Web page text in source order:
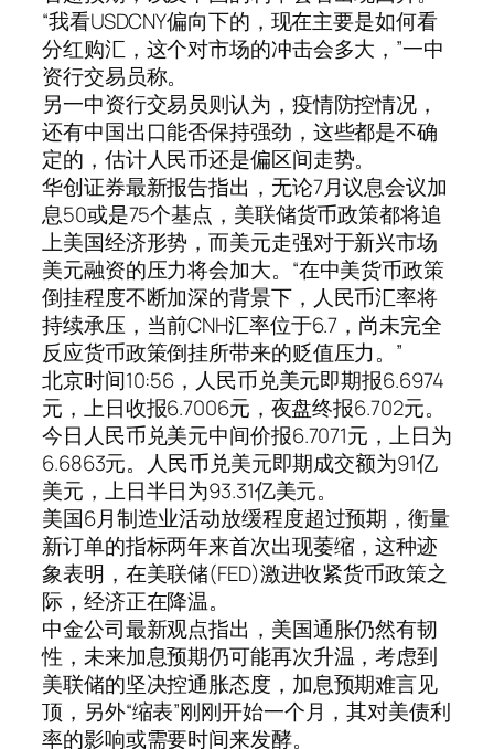
“我看USDCNY偏向下的，现在主要是如何看
分红购汇，这个对市场的冲击会多大，”一中
资行交易员称。
另一中资行交易员则认为，疫情防控情况，
还有中国出口能否保持强劲，这些都是不确
定的，估计人民币还是偏区间走势。
华创证券最新报告指出，无论7月议息会议加
息50或是75个基点，美联储货币政策都将追
上美国经济形势，而美元走强对于新兴市场
美元融资的压力将会加大。“在中美货币政策
倒挂程度不断加深的背景下，人民币汇率将
持续承压，当前CNH汇率位于6.7，尚未完全
反应货币政策倒挂所带来的贬值压力。”
北京时间10:56，人民币兑美元即期报6.6974
元，上日收报6.7006元，夜盘终报6.702元。
今日人民币兑美元中间价报6.7071元，上日为
6.6863元。人民币兑美元即期成交额为91亿
美元，上日半日为93.31亿美元。
美国6月制造业活动放缓程度超过预期，衡量
新订单的指标两年来首次出现萎缩，这种迹
象表明，在美联储(FED)激进收紧货币政策之
际，经济正在降温。
中金公司最新观点指出，美国通胀仍然有韧
性，未来加息预期仍可能再次升温，考虑到
美联储的坚决控通胀态度，加息预期难言见
顶，另外“缩表”刚刚开始一个月，其对美债利
率的影响或需要时间来发酵。